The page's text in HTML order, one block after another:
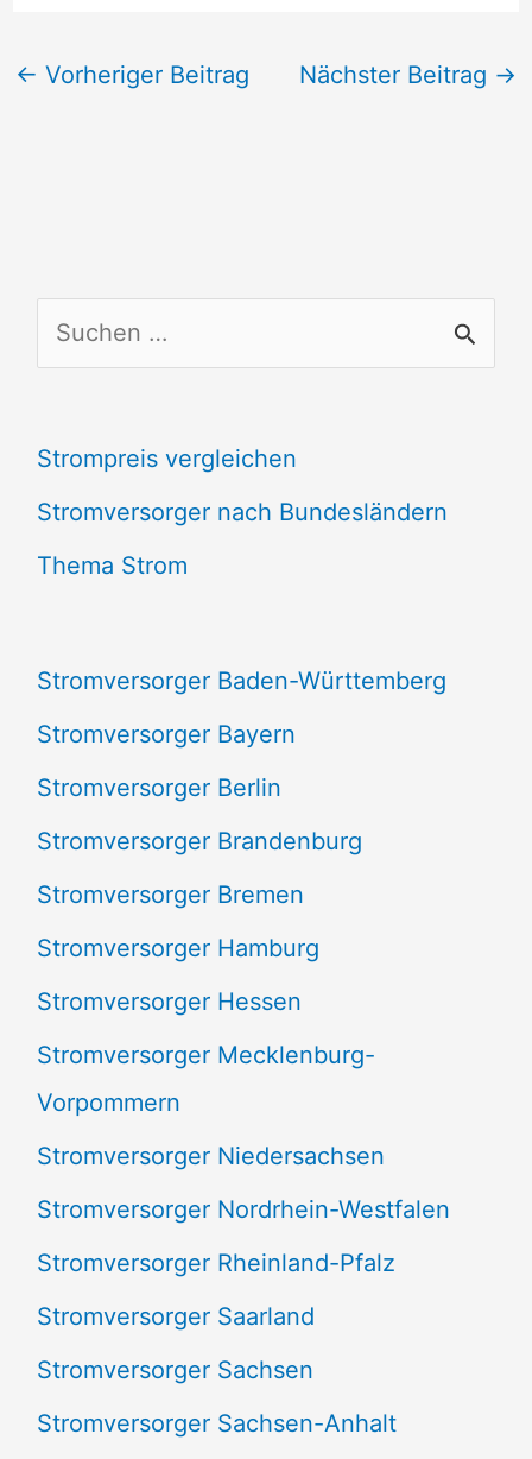
← Vorheriger Beitrag Nächster Beitrag →
u
h
e
n
h
:
Strompreis vergleichen
Stromversorger nach Bundesländern
Thema Strom
Stromversorger Baden-Württemberg
Stromversorger Bayern
Stromversorger Berlin
Stromversorger Brandenburg
Stromversorger Bremen
Stromversorger Hamburg
Stromversorger Hessen
Stromversorger Mecklenburg-
Vorpommern
Stromversorger Niedersachsen
Stromversorger Nordrhein-Westfalen
Stromversorger Rheinland-Pfalz
Stromversorger Saarland
Stromversorger Sachsen
Stromversorger Sachsen-Anhalt